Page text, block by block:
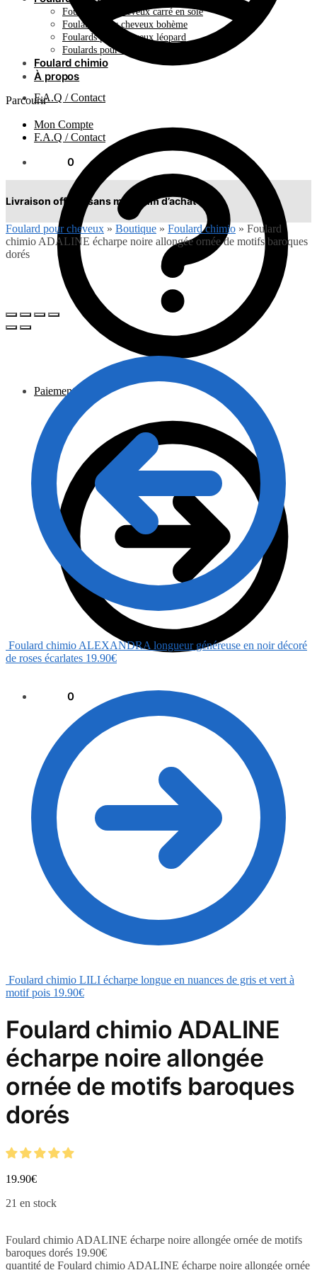
F.A.Q / Contact
Paiement
0
Foulard pour cheveux carré en soie
Foulards pour cheveux bohème
Foulards pour cheveux léopard
Foulards pour cheveux plissés
Foulard chimio
À propos
Parcourir
Mon Compte
F.A.Q / Contact
0
Livraison offerte sans minimum d’achat !
Foulard pour cheveux » Boutique » Foulard chimio » Foulard
chimio ADALINE écharpe noire allongée ornée de motifs baroques
dorés
Foulard chimio ALEXANDRA longueur généreuse en noir décoré
de roses écarlates 19.90€
Foulard chimio LILI écharpe longue en nuances de gris et vert à
motif pois 19.90€
Foulard chimio ADALINE
écharpe noire allongée
ornée de motifs baroques
dorés
19.90€
21 en stock
Foulard chimio ADALINE écharpe noire allongée ornée de motifs
baroques dorés 19.90€
quantité de Foulard chimio ADALINE écharpe noire allongée ornée